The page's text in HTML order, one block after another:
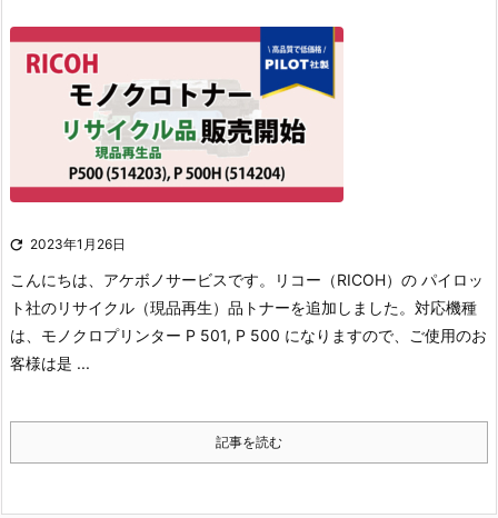
 2023年1月26日
こんにちは、アケボノサービスです。
リコー（RICOH）の パイロッ
ト社のリサイクル（現品再生）品トナーを追加しました。 対応機種
は、モノクロプリンター P 501, P 500 になりますので、ご使用のお
客様は是 ...
記事を読む